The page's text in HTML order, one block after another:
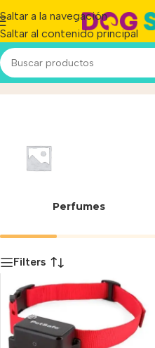
Saltar a la navegación
Saltar al contenido principal
PIG00-10777Inicio
Perfumes
Filters